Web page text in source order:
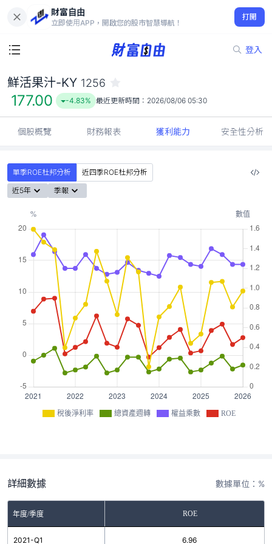
財富自由
立即使用APP，開啟您的股市智慧導航！
打開
登入
177.00
-4.83%
鮮活果汁-KY 1256
177.00 -4.83% 最近更新時間： 2026/08/06 05:30
個股概覽 財務報表 獲利能力 安全性分析
單季ROE杜邦分析
近四季ROE杜邦分析
近5年
季報
稅後淨利率 總資產週轉 權益乘數 ROE
詳細數據 數據單位：%
年度/季度 ROE
2021-Q1 6.96